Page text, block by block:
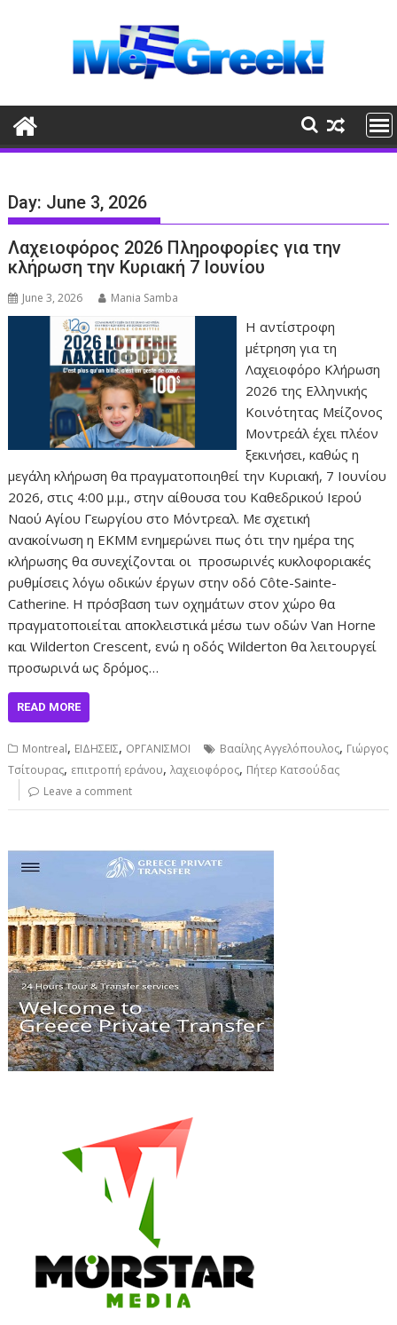
Day: June 3, 2026
Λαχειοφόρος 2026 Πληροφορίες για την
κλήρωση την Κυριακή 7 Ιουνίου
June 3, 2026 Mania Samba
Η αντίστροφη
μέτρηση για τη
Λαχειοφόρο Κλήρωση
2026 της Ελληνικής
Κοινότητας Μείζονος
Μοντρεάλ έχει πλέον
ξεκινήσει, καθώς η
μεγάλη κλήρωση θα πραγματοποιηθεί την Κυριακή, 7 Ιουνίου
2026, στις 4:00 μ.μ., στην αίθουσα του Καθεδρικού Ιερού
Ναού Αγίου Γεωργίου στο Μόντρεαλ. Με σχετική
ανακοίνωση η ΕΚΜΜ ενημερώνει πως ότι την ημέρα της
κλήρωσης θα συνεχίζονται οι προσωρινές κυκλοφοριακές
ρυθμίσεις λόγω οδικών έργων στην οδό Côte-Sainte-
Catherine. Η πρόσβαση των οχημάτων στον χώρο θα
πραγματοποιείται αποκλειστικά μέσω των οδών Van Horne
και Wilderton Crescent, ενώ η οδός Wilderton θα λειτουργεί
προσωρινά ως δρόμος…
READ MORE
Montreal, ΕΙΔΗΣΕΙΣ, ΟΡΓΑΝΙΣΜΟΙ Βααίλης Αγγελόπουλος, Γιώργος
Τσίτουρας, επιτροπή εράνου,λαχειοφόρος, Πήτερ Κατσούδας
Leave a comment